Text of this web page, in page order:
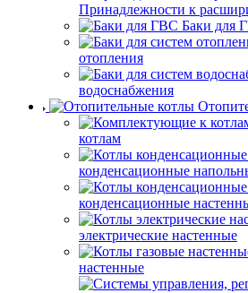
Принадлежности к
Баки для
отопления
водоснабжения
котлам
конденсационные
конденсационные
электрические настенные
настенные